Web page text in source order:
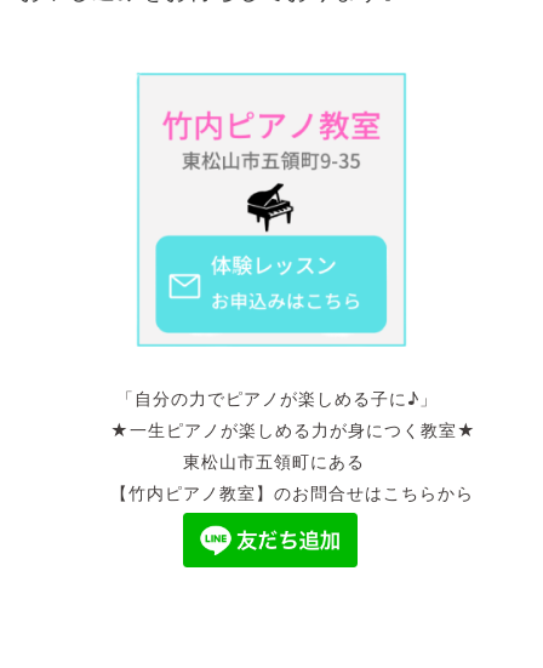
「自分の力でピアノが楽しめる子に♪」
★一生ピアノが楽しめる力が身につく教室★
東松山市五領町にある
【竹内ピアノ教室】のお問合せはこちらから